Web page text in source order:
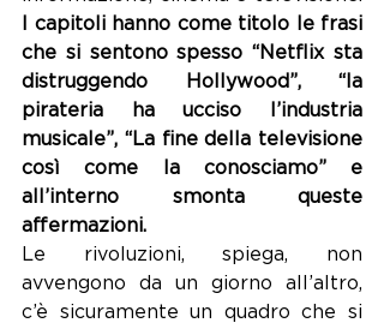
I capitoli hanno come titolo le frasi
che si sentono spesso “Netflix sta
distruggendo Hollywood”, “la
pirateria ha ucciso l’industria
musicale”, “La fine della televisione
così come la conosciamo” e
all’interno smonta queste
affermazioni.
Le rivoluzioni, spiega, non
avvengono da un giorno all’altro,
c’è sicuramente un quadro che si